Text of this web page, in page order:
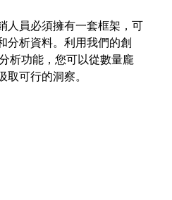
人員必須擁有一套框架，可
分析資料。利用我們的創
析功能，您可以從數量龐
取可行的洞察。